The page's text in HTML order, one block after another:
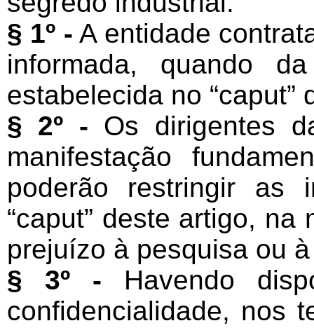
§ 1º - A entidade
informada, quando
estabelecida no “caput”
§ 2º - Os dirigentes
manifestação
poderão restringir as
“caput” deste artigo,
prejuízo à pesquisa ou
§ 3º - Havendo
confidencialidade, nos